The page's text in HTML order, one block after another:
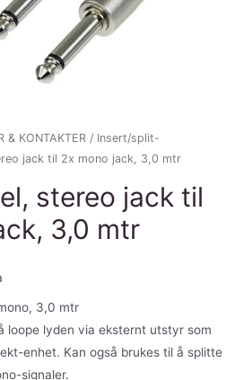
& KONTAKTER / Insert/split-
jack til 2x mono jack, 3,0 mtr
stereo jack til
3,0 mtr
3,0 mtr
loope lyden via eksternt utstyr som
enhet. Kan også brukes til å splitte
signaler.